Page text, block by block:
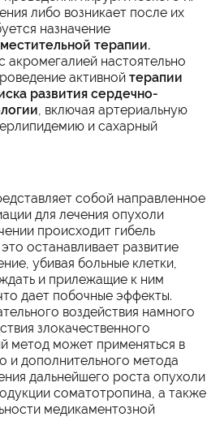
либо возникает после их
назначение
терапии.
акромегалией настоятельно
активной терапии
развития сердечно-
, включая артериальную
и сахарный
собой направленное
для лечения опухоли
происходит гибель
останавливает развитие
убивая больные клетки,
и прилежащие к ним
дает побочные эффекты.
воздействия намного
злокачественного
метод может применяться в
и дополнительного метода
дальнейшего роста опухоли
соматотропина, а также
медикаментозной